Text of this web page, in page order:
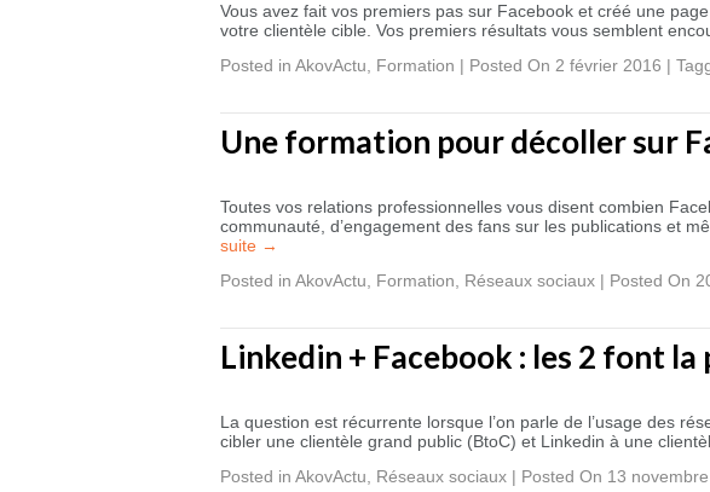
Vous avez fait vos premiers pas sur Facebook et créé une
votre clientèle cible. Vos premiers résultats vous semblent
Posted in AkovActu Formation | Posted On 2 février 2016 |
Une formation pour décoller sur
Toutes vos relations professionnelles vous disent combien
communauté, d’engagement des fans sur les publications et
suite →
Posted in AkovActu Formation Réseaux sociaux | Posted On
Linkedin + Facebook : les 2 font la
La question est récurrente lorsque l’on parle de l’usage des
cibler une clientèle grand public (BtoC) et Linkedin à une
Posted in AkovActu Réseaux sociaux | Posted On 13